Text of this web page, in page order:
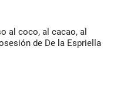
al coco, al cacao, al
de De la Espriella